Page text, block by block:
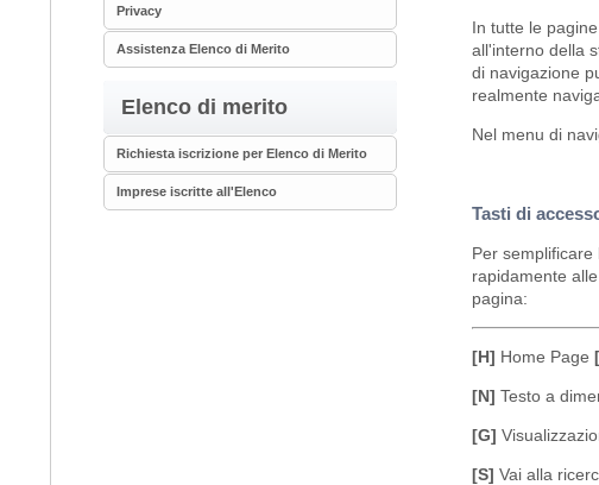
Privacy
Assistenza Elenco di Merito
Elenco di merito
Richiesta iscrizione per Elenco di Merito
Imprese iscritte all'Elenco
In tutte le
all'interno della
di navigazione
realmente
Nel menu di
Tasti di
Per
rapidamente
pagina:
[H] Home Page
[N] Testo a
[G]
[S] Vai alla